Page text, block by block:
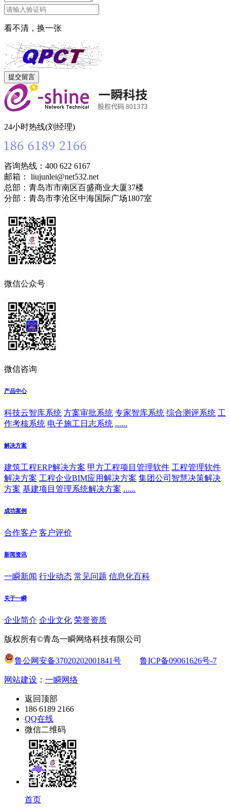
看不清，换一张
24小时热线(刘经理)
咨询热线：400 622 6167
邮箱： liujunlei@net532.net
总部：青岛市市南区百盛商业大厦37楼
分部：青岛市李沧区中海国际广场1807室
微信公众号
微信咨询
产品中心
科技云智库系统 方案审批系统 专家智库系统 综合测评系统 工
作考核系统 电子施工日志系统 ......
解决方案
建筑工程ERP解决方案 甲方工程项目管理软件 工程管理软件
解决方案 工程企业BIM应用解决方案 集团公司智慧决策解决
方案 基建项目管理系统解决方案 ......
成功案例
合作客户 客户评价
新闻资讯
一瞬新闻 行业动态 常见问题 信息化百科
关于一瞬
企业简介 企业文化 荣誉资质
版权所有©青岛一瞬网络科技有限公司
鲁公网安备37020202001841号 鲁ICP备09061626号-7
网站建设 ： 一瞬网络
返回顶部
186 6189 2166
QQ在线
微信二维码
首页